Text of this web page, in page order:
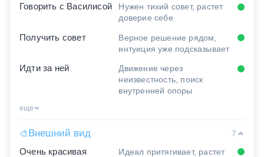
Говорить с Василисой
Нужен тихий совет, растет
доверие себе
Получить совет
Верное решение рядом,
интуиция уже подсказывает
Идти за ней
Движение через
неизвестность, поиск
внутренней опоры
еще
🎨Внешний вид
7
Очень красивая
Идеал притягивает, растет